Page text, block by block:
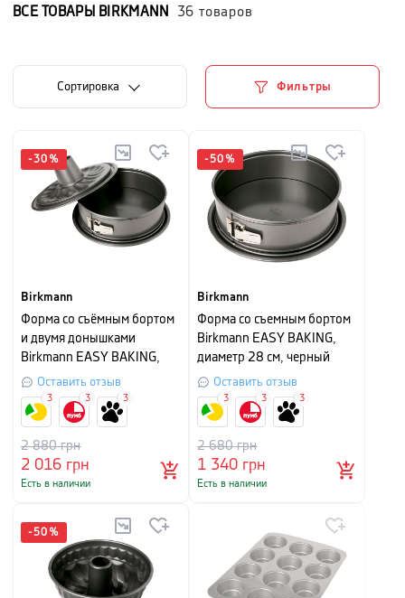
ВСЕ ТОВАРЫ BIRKMANN 36 товаров
Cортировка Фильтры
-30 %
Birkmann
Форма со съёмным бортом
и двумя донышками
Birkmann EASY BAKING,
диаметр 26 см, черный
Оставить отзыв
2 016 грн
2 880грн
Есть в наличии
3 3 3
-50 %
Birkmann
Форма со съемным бортом
Birkmann EASY BAKING,
диаметр 28 см, черный
Оставить отзыв
1 340 грн
2 680грн
Есть в наличии
3 3 3
-50 %